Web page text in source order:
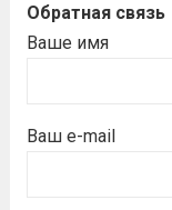
Обратная связь
Ваше имя
Ваш e-mail